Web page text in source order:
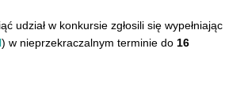
udział w konkursie zgłosili się wypełniając
) w nieprzekraczalnym terminie do 16